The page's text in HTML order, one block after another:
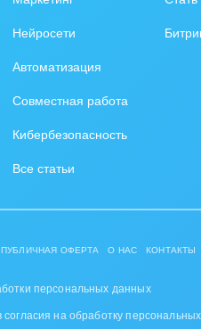
АПК и пищевая
промышленность
конференции
памятников и
мемориальных комплексов
бизнес
Нейросети
Автоматизация
Совместная работа
Кибербезопасность
Все статьи
ПУБЛИЧНАЯ ОФЕРТА О НАС КОНТАКТЫ
персональных данных
на обработку